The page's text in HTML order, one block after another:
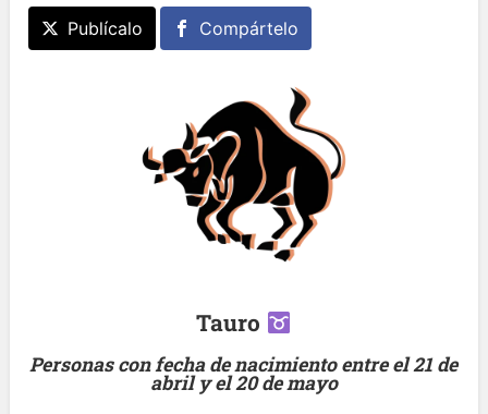
Publícalo Compártelo
Tauro
Personas con fecha de nacimiento entre el 21 de
abril y el 20 de mayo